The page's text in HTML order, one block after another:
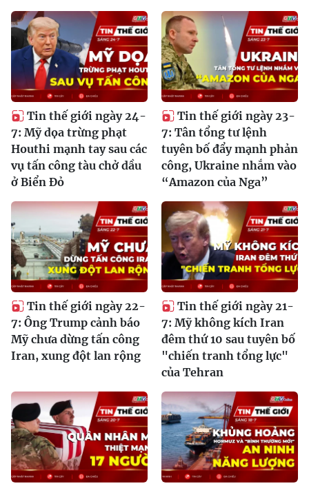
Tin thế giới ngày 24-
7: Mỹ dọa trừng phạt
Houthi mạnh tay sau các
vụ tấn công tàu chở dầu
ở Biển Đỏ
Tin thế giới ngày 23-
7: Tân tổng tư lệnh
tuyên bố đẩy mạnh phản
công, Ukraine nhắm vào
“Amazon của Nga”
Tin thế giới ngày 22-
7: Ông Trump cảnh báo
Mỹ chưa dừng tấn công
Iran, xung đột lan rộng
Tin thế giới ngày 21-
7: Mỹ không kích Iran
đêm thứ 10 sau tuyên bố
"chiến tranh tổng lực"
của Tehran